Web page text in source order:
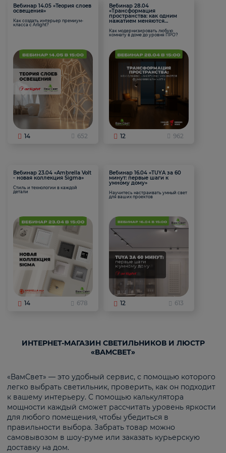
Вебинар 14.05 «Теория слоев
освещения»
Как создать интерьер премиум-
класса с Arlight?
14 652
Вебинар 28.04
«Трансформация
пространства: как одним
нажатием меняются
Как модернизировать любую
комнату в доме до уровня ПРО?
12 962
Вебинар 23.04 «Ambrella Volt
- новая коллекция Sigma»
Стиль и технологии в каждой
детали
14 678
Вебинар 16.04 «TUYA за 60
минут: первые шаги к
умному дому»
Научитесь настраивать умный свет
для ваших проектов
12 613
ИНТЕРНЕТ-МАГАЗИН СВЕТИЛЬНИКОВ И ЛЮСТР
«ВАМСВЕТ»
«ВамСвет» — это удобный сервис, с помощью которого
легко выбрать светильник, проверить, как он подходит
к вашему интерьеру. С помощью калькулятора
мощности каждый сможет рассчитать уровень яркости
для любого помещения, чтобы убедиться в
правильности выбора. Забрать товар можно
самовывозом в шоу-руме или заказать курьерскую
доставку на дом.